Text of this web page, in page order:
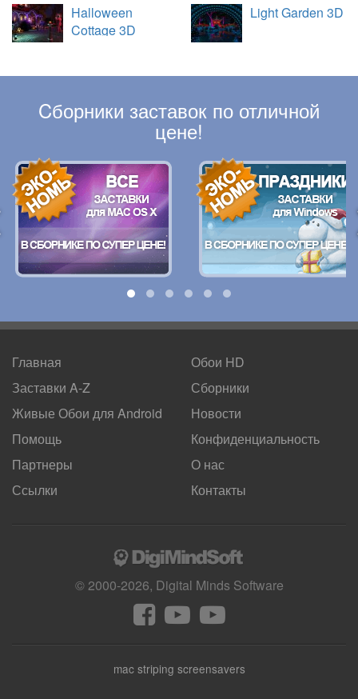
Halloween
Cottage 3D
Light Garden 3D
Cборники заставок по отличной
цене!
Главная
Заставки A-Z
Живые Обои для Android
Обои HD
Сборники
Новости
Помощь
Партнеры
Ссылки
Конфиденциальность
О нас
Контакты
© 2000-2026, Digital Minds Software
mac striping screensavers